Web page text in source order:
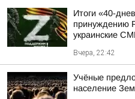
Итоги «40-
принуждению
украинские
Вчера, 22:42
Учёные
население